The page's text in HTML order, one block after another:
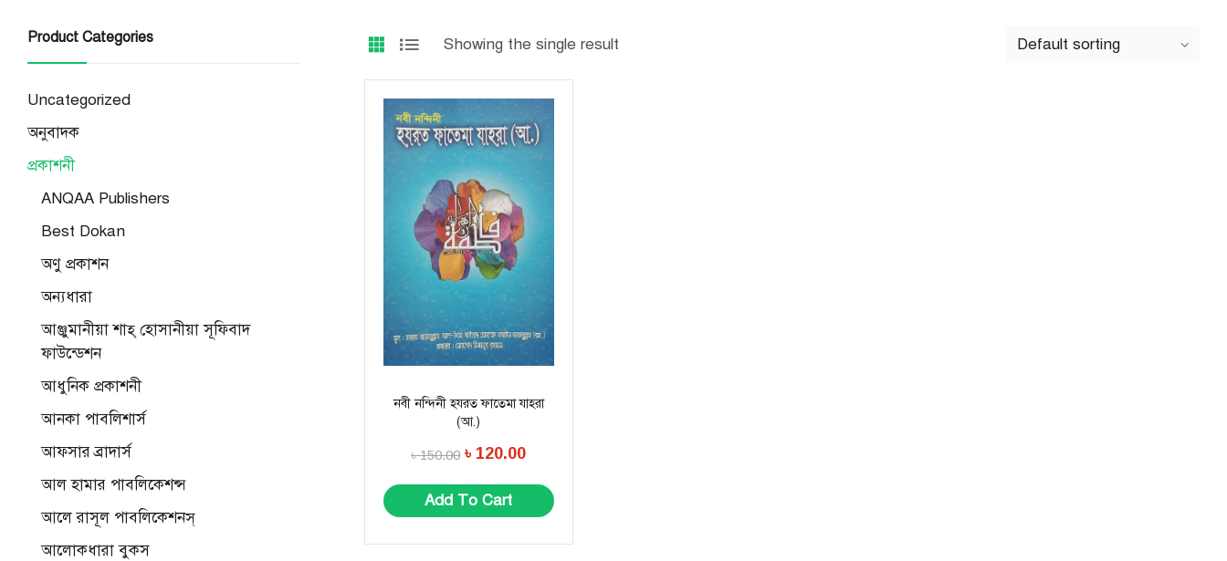
Showing the single result
নবী নন্দিনী হযরত ফাতেমা যাহরা
(আ.)
৳150.00 ৳ 120.00
Add To Cart
Product Categories
Uncategorized
অনুবাদক
প্রকাশনী
ANQAA Publishers
Best Dokan
অণু প্রকাশন
অন্যধারা
আঞ্জুমানীয়া শাহ্ হোসানীয়া সূফিবাদ
ফাউন্ডেশন
আধুনিক প্রকাশনী
আনকা পাবলিশার্স
আফসার ব্রাদার্স
আল হামার পাবলিকেশন্স
আলে রাসূল পাবলিকেশনস্
আলোকধারা বুকস